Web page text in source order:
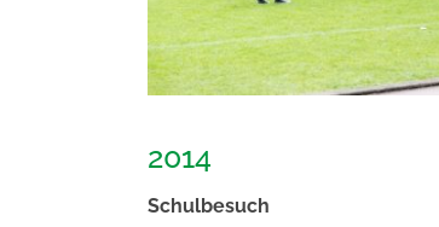
2014
Schulbesuch